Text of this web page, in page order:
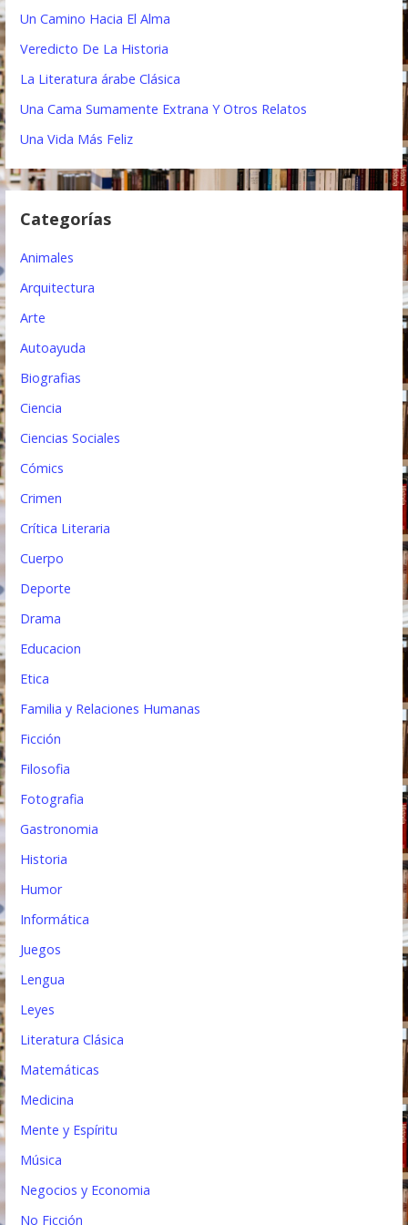
a
ó
n
d
n
d
a
Un Camino Hacia El Alma
Veredicto De La Historia
La Literatura árabe Clásica
Una Cama Sumamente Extrana Y Otros Relatos
Una Vida Más Feliz
Categorías
Animales
Arquitectura
Arte
Autoayuda
Biografias
Ciencia
Ciencias Sociales
Cómics
Crimen
Crítica Literaria
Cuerpo
Deporte
Drama
Educacion
Etica
Familia y Relaciones Humanas
Ficción
Filosofia
Fotografia
Gastronomia
Historia
Humor
Informática
Juegos
Lengua
Leyes
Literatura Clásica
Matemáticas
Medicina
Mente y Espíritu
Música
Negocios y Economia
No Ficción